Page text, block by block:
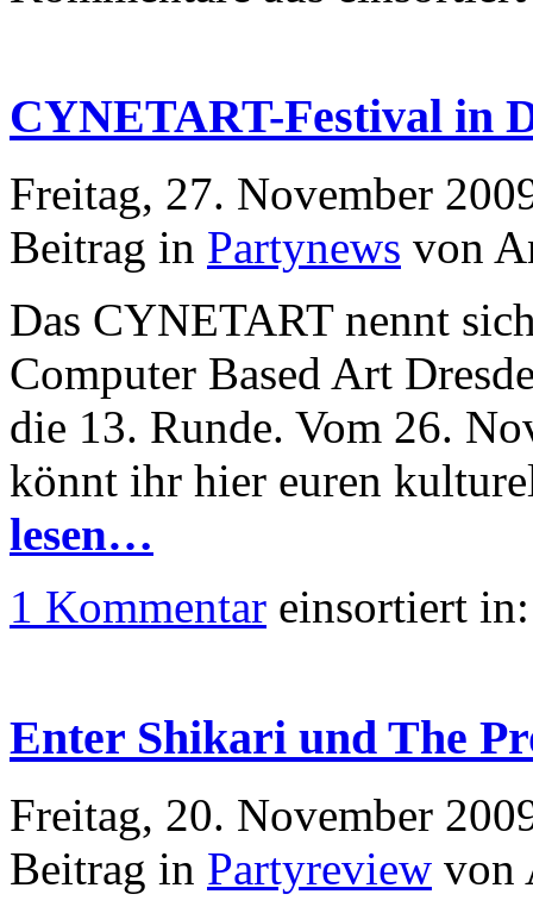
CYNETART-Festival in
Freitag, 27. November
Beitrag in Partynews von
Das CYNETART nennt
Computer Based Art
die 13. Runde. Vom 26.
könnt ihr hier euren
lesen…
1 Kommentar einsortiert
Enter Shikari und The
Freitag, 20. November
Beitrag in Partyreview von